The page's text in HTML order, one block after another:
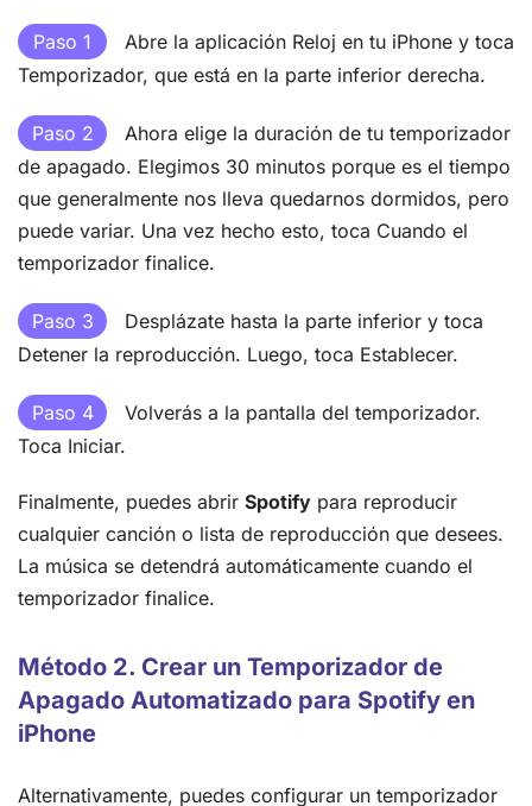
Paso 1
Abre la aplicación Reloj en tu iPhone y toca
Temporizador, que está en la parte inferior derecha.
Paso 2
Ahora elige la duración de tu temporizador
de apagado. Elegimos 30 minutos porque es el tiempo
que generalmente nos lleva quedarnos dormidos, pero
puede variar. Una vez hecho esto, toca Cuando el
temporizador finalice.
Paso 3
Desplázate hasta la parte inferior y toca
Detener la reproducción. Luego, toca Establecer.
Paso 4
Volverás a la pantalla del temporizador.
Toca Iniciar.
Finalmente, puedes abrir Spotify para reproducir
cualquier canción o lista de reproducción que desees.
La música se detendrá automáticamente cuando el
temporizador finalice.
Método 2. Crear un Temporizador de
Apagado Automatizado para Spotify en
iPhone
Alternativamente, puedes configurar un temporizador